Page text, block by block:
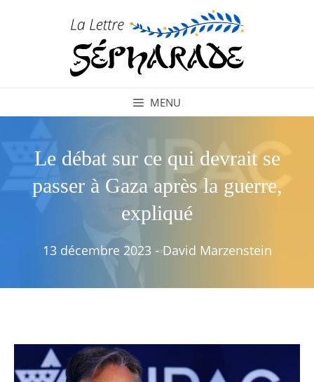
MENU
Le débat sur ce qui devrait se
passer à Gaza après la guerre,
expliqué
13 décembre 2023 - David Marzenstein